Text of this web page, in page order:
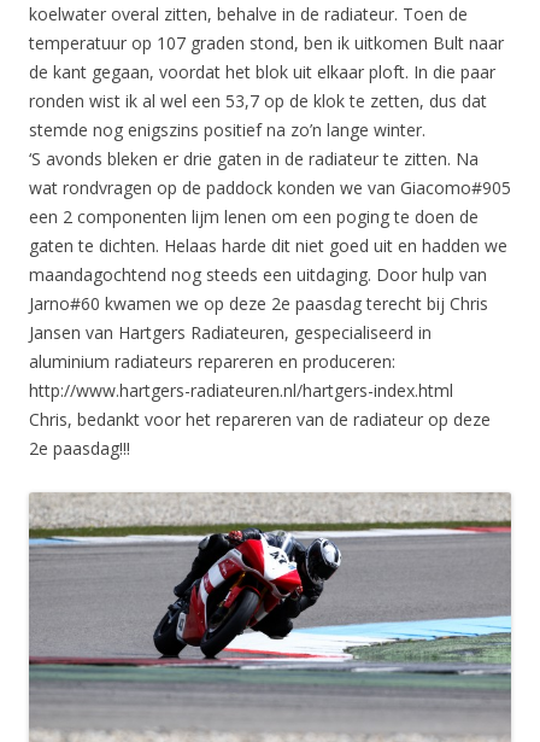
koelwater overal zitten, behalve in de radiateur. Toen de
temperatuur op 107 graden stond, ben ik uitkomen Bult naar
de kant gegaan, voordat het blok uit elkaar ploft. In die paar
ronden wist ik al wel een 53,7 op de klok te zetten, dus dat
stemde nog enigszins positief na zo’n lange winter.
‘S avonds bleken er drie gaten in de radiateur te zitten. Na
wat rondvragen op de paddock konden we van Giacomo#905
een 2 componenten lijm lenen om een poging te doen de
gaten te dichten. Helaas harde dit niet goed uit en hadden we
maandagochtend nog steeds een uitdaging. Door hulp van
Jarno#60 kwamen we op deze 2e paasdag terecht bij Chris
Jansen van Hartgers Radiateuren, gespecialiseerd in
aluminium radiateurs repareren en produceren:
http://www.hartgers-radiateuren.nl/hartgers-index.html
Chris, bedankt voor het repareren van de radiateur op deze
2e paasdag!!!